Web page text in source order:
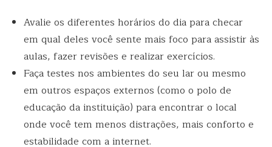
Avalie os diferentes horários do dia para checar
em qual deles você sente mais foco para assistir às
aulas, fazer revisões e realizar exercícios.
Faça testes nos ambientes do seu lar ou mesmo
em outros espaços externos (como o polo de
educação da instituição) para encontrar o local
onde você tem menos distrações, mais conforto e
estabilidade com a internet.